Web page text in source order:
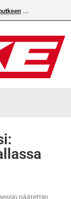
päätettiin